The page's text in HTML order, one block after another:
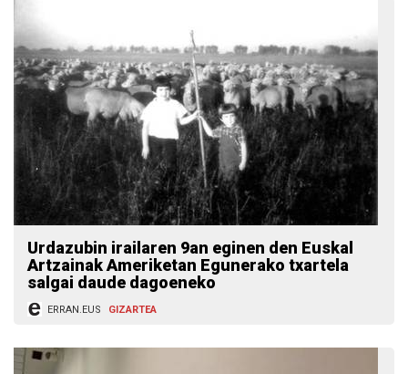
Urdazubin irailaren 9an eginen den Euskal
Artzainak Ameriketan Egunerako txartela
salgai daude dagoeneko
ERRAN.EUS GIZARTEA